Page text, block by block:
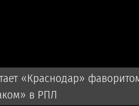
«Краснодар»
в РПЛ